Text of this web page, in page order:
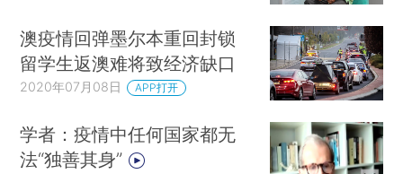
澳疫情回弹墨尔本重回封锁
留学生返澳难将致经济缺口
2020年07月08日 APP打开
学者：疫情中任何国家都无
法“独善其身”